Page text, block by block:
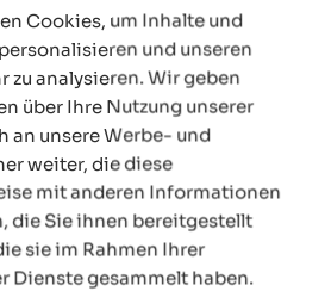
ab 125 €
bei Meran
Tipps für
im März, April & Mai
GERMAN
Cookies, um Inhalte und
und unseren
zu analysieren. Wir geben
über Ihre Nutzung unserer
an unsere Werbe- und
weiter, die diese
mit anderen Informationen
die Sie ihnen bereitgestellt
sie im Rahmen Ihrer
Dienste gesammelt haben.